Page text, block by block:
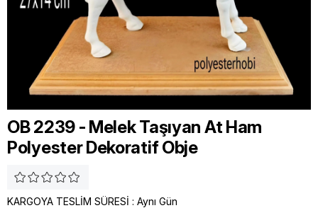
OB 2239 - Melek Taşıyan At Ham
Polyester Dekoratif Obje
KARGOYA TESLİM SÜRESİ : Aynı Gün